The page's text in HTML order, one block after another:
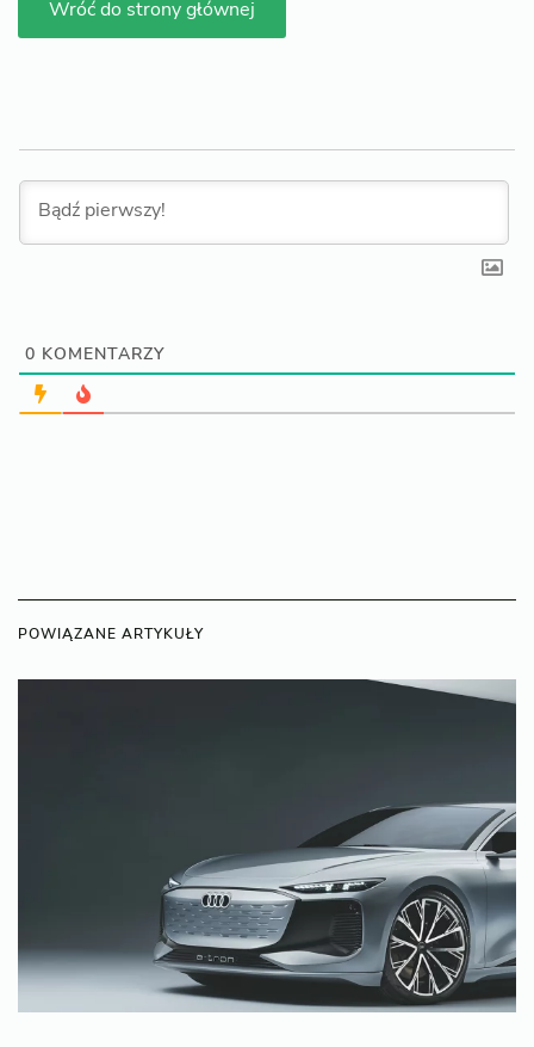
Wróć do strony głównej
0 KOMENTARZY
POWIĄZANE ARTYKUŁY